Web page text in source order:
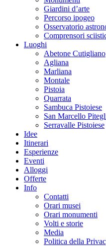
Giardini d’arte
Percorso ipogeo
Osservatorio
Comprensori
Luoghi
Abetone Cutigliano
Agliana
Marliana
Montale
Pistoia
Quarrata
Sambuca Pistoiese
San Marcello
Serravalle Pistoiese
Idee
Itinerari
Esperienze
Eventi
Alloggi
Offerte
Info
Contatti
Orari musei
Orari monumenti
Volti e storie
Media
Politica della